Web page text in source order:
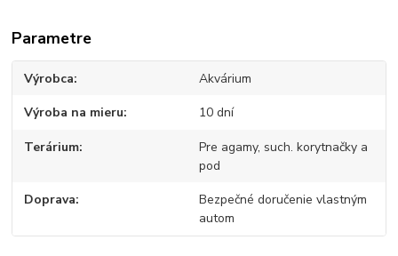
Parametre
Výrobca Akvárium
Výroba na mieru 10 dní
Terárium
Pre agamy, such. korytnačky a
pod
Doprava
Bezpečné doručenie vlastným
autom